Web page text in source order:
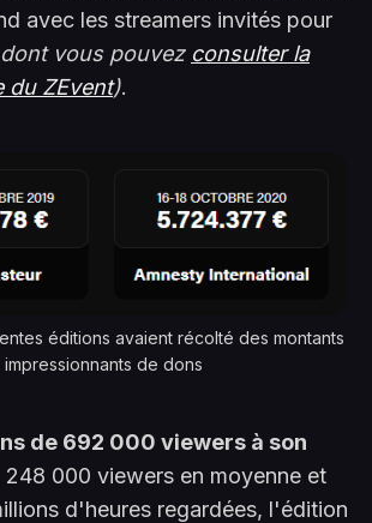
avec les streamers invités pour
vous pouvez consulter la
du ZEvent).
éditions avaient récolté des montants
impressionnants de dons
de 692 000 viewers à son
248 000 viewers en moyenne et
d'heures regardées, l'édition